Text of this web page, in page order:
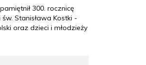
300. rocznicę
Stanisława Kostki -
oraz dzieci i młodzieży